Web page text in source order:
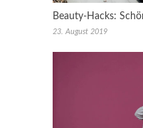
Beauty-Hacks:
23. August 2019